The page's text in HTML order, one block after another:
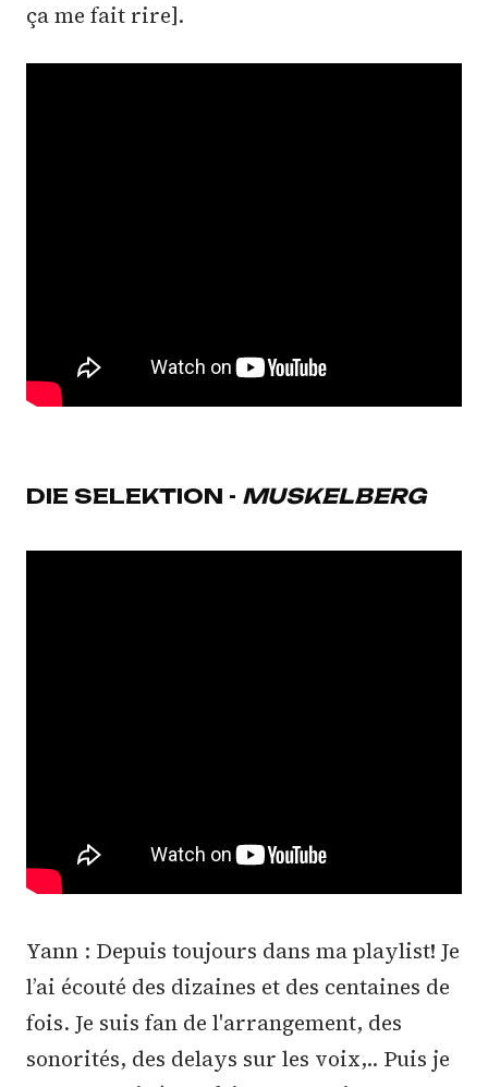
ça me fait rire].
DIE SELEKTION - MUSKELBERG
Yann : Depuis toujours dans ma playlist! Je
l’ai écouté des dizaines et des centaines de
fois. Je suis fan de l'arrangement, des
sonorités, des delays sur les voix,.. Puis je